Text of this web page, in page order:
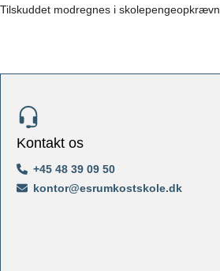
Tilskuddet modregnes i
Kontakt os
+45 48 39 09 50
kontor@esrumkostskole.dk